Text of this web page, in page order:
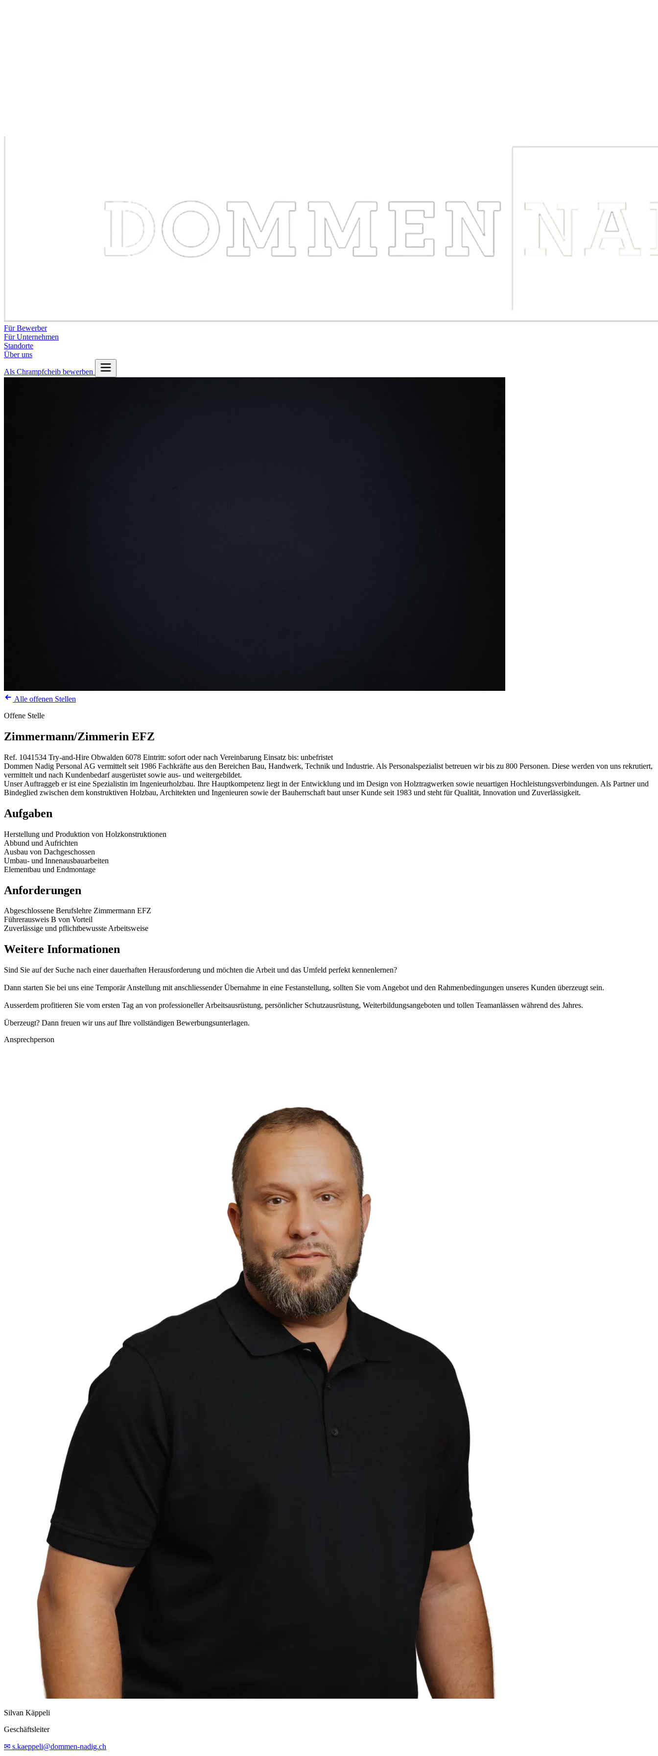
Für Bewerber
Für Unternehmen
Standorte
Über uns
Als Chrampfcheib bewerben
Alle offenen Stellen
Offene Stelle
Zimmermann/Zimmerin EFZ
Ref. 1041534 Try-and-Hire Obwalden 6078 Eintritt: sofort oder nach Vereinbarung Einsatz bis: unbefristet
Dommen Nadig Personal AG vermittelt seit 1986 Fachkräfte aus den Bereichen Bau, Handwerk, Technik und Industrie. Als Personalspezialist betreuen wir bis zu 800 Personen. Diese werden von uns rekrutiert,
vermittelt und nach Kundenbedarf ausgerüstet sowie aus- und weitergebildet.
Unser Auftraggeb er ist eine Spezialistin im Ingenieurholzbau. Ihre Hauptkompetenz liegt in der Entwicklung und im Design von Holztragwerken sowie neuartigen Hochleistungsverbindungen. Als Partner und
Bindeglied zwischen dem konstruktiven Holzbau, Architekten und Ingenieuren sowie der Bauherrschaft baut unser Kunde seit 1983 und steht für Qualität, Innovation und Zuverlässigkeit.
Aufgaben
Herstellung und Produktion von Holzkonstruktionen
Abbund und Aufrichten
Ausbau von Dachgeschossen
Umbau- und Innenausbauarbeiten
Elementbau und Endmontage
Anforderungen
Abgeschlossene Berufslehre Zimmermann EFZ
Führerausweis B von Vorteil
Zuverlässige und pflichtbewusste Arbeitsweise
Weitere Informationen
Sind Sie auf der Suche nach einer dauerhaften Herausforderung und möchten die Arbeit und das Umfeld perfekt kennenlernen?
Dann starten Sie bei uns eine Temporär Anstellung mit anschliessender Übernahme in eine Festanstellung, sollten Sie vom Angebot und den Rahmenbedingungen unseres Kunden überzeugt sein.
Ausserdem profitieren Sie vom ersten Tag an von professioneller Arbeitsausrüstung, persönlicher Schutzausrüstung, Weiterbildungsangeboten und tollen Teamanlässen während des Jahres.
Überzeugt? Dann freuen wir uns auf Ihre vollständigen Bewerbungsunterlagen.
Ansprechperson
Silvan Käppeli
Geschäftsleiter
✉ s.kaeppeli@dommen-nadig.ch